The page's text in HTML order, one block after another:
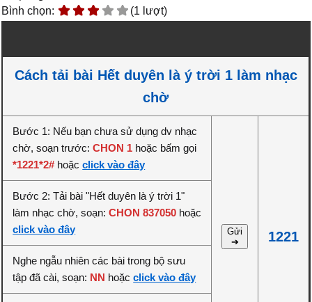
Bình chọn:
(1 lượt)
Cách tải bài Hết duyên là ý trời 1 làm nhạc
chờ
Bước 1: Nếu bạn chưa sử dụng dv nhạc
chờ, soạn trước:CHON 1 hoặc bấm gọi
*1221*2# hoặcclick vào đây
Gửi
➔
1221
Bước 2: Tải bài "Hết duyên là ý trời 1"
làm nhạc chờ, soạn:CHON 837050 hoặc
click vào đây
Nghe ngẫu nhiên các bài trong bộ sưu
tập đã cài, soạn: NN hoặcclick vào đây